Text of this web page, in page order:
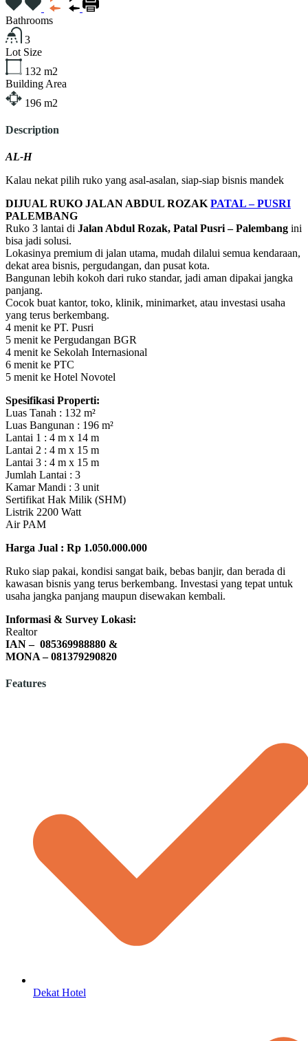
Bathrooms
3
Lot Size
132 m2
Building Area
196 m2
Description
AL-H
Kalau nekat pilih ruko yang asal-asalan, siap-siap bisnis mandek
DIJUAL RUKO JALAN ABDUL ROZAK PATAL – PUSRI
PALEMBANG
Ruko 3 lantai di Jalan Abdul Rozak, Patal Pusri – Palembang ini
bisa jadi solusi.
Lokasinya premium di jalan utama, mudah dilalui semua kendaraan,
dekat area bisnis, pergudangan, dan pusat kota.
Bangunan lebih kokoh dari ruko standar, jadi aman dipakai jangka
panjang.
Cocok buat kantor, toko, klinik, minimarket, atau investasi usaha
yang terus berkembang.
4 menit ke PT. Pusri
5 menit ke Pergudangan BGR
4 menit ke Sekolah Internasional
6 menit ke PTC
5 menit ke Hotel Novotel
Spesifikasi Properti:
Luas Tanah : 132 m²
Luas Bangunan : 196 m²
Lantai 1 : 4 m x 14 m
Lantai 2 : 4 m x 15 m
Lantai 3 : 4 m x 15 m
Jumlah Lantai : 3
Kamar Mandi : 3 unit
Sertifikat Hak Milik (SHM)
Listrik 2200 Watt
Air PAM
Harga Jual : Rp 1.050.000.000
Ruko siap pakai, kondisi sangat baik, bebas banjir, dan berada di
kawasan bisnis yang terus berkembang. Investasi yang tepat untuk
usaha jangka panjang maupun disewakan kembali.
Informasi & Survey Lokasi:
Realtor
IAN – 085369988880 &
MONA – 081379290820
Features
Dekat Hotel